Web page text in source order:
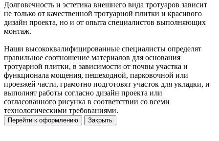
Долговечность и эстетика внешнего вида тротуаров зависит
не только от качественной тротуарной плитки и красивого
дизайн проекта, но и от опыта специалистов выполняющих
монтаж.
Наши высококвалифицированные специалисты определят
правильное соотношение материалов для основания
тротуарной плитки, в зависимости от почвы участка и
функционала мощения, пешеходной, парковочной или
проезжей части, грамотно подготовят участок для укладки, и
выполнят работы согласно дизайн проекта или
согласованного рисунка в соответствии со всеми
технологическими требованиями.
Перейти к оформлению Закрыть